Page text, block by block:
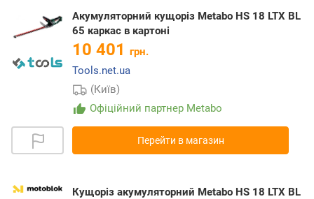
Акумуляторний кущоріз Metabo HS 18 LTX BL
65 каркас в картоні
10 401 грн.
Tools.net.ua
(Київ)
Офіційний партнер Metabo
Перейти в магазин
Кущоріз акумуляторний Metabo HS 18 LTX BL